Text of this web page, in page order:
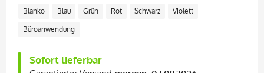
Blanko Blau Grün Rot Schwarz Violett
Büroanwendung
Sofort lieferbar